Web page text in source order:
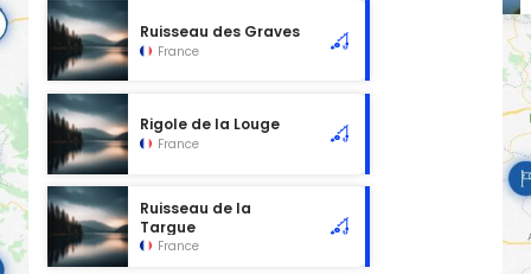
Ruisseau des Graves
France
Rigole de la Louge
France
Ruisseau de la
Targue
France